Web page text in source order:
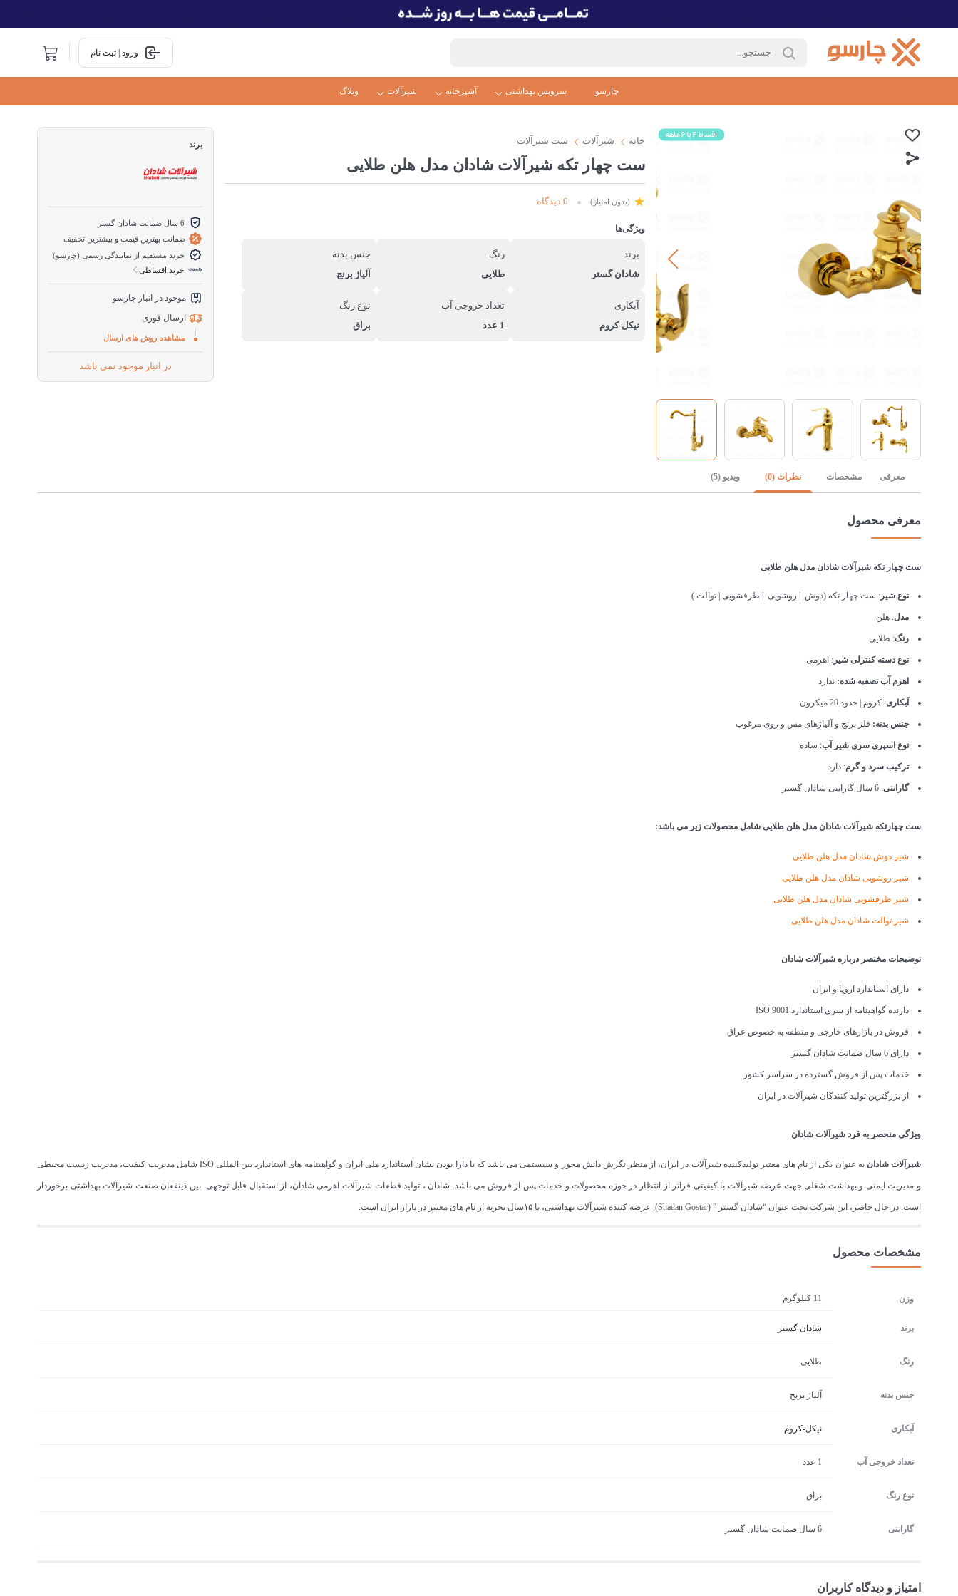
ورود | ثبت نام
چارسو سرویس بهداشتی آشپزخانه شیرآلات وبلاگ
خانه شیرآلات ست شیرآلات
ست چهار تکه شیرآلات شادان مدل هلن طلایی
(بدون امتیاز) 0 دیدگاه
ویژگی‌ها
برند
شادان گستر
رنگ
طلایی
جنس بدنه
آلیاژ برنج
آبکاری
نیکل-کروم
تعداد خروجی آب
1 عدد
نوع رنگ
براق
برند
6 سال ضمانت شادان گستر
ضمانت بهترین قیمت و بیشترین تخفیف
خرید مستقیم از نمایندگی رسمی (چارسو)
خرید اقساطی
موجود در انبار چارسو
ارسال فوری
مشاهده روش های ارسال
در انبار موجود نمی باشد
معرفی مشخصات نظرات (0) ویدیو (5)
معرفی محصول
ست چهار تکه شیرآلات شادان مدل هلن طلایی
نوع شیر : ست چهار تکه (دوش | روشویی | ظرفشویی | توالت )
مدل: هلن
رنگ: طلایی
نوع دسته کنترلی شیر : اهرمی
اهرم آب تصفیه شده: ندارد
آبکاری: کروم | حدود 20 میکرون
جنس بدنه: فلز برنج و آلیاژهای مس و روی مرغوب
نوع اسپری سری شیر آب: ساده
ترکیب سرد و گرم: دارد
گارانتی: 6 سال گارانتی شادان گستر
ست چهارتکه شیرآلات شادان مدل هلن طلایی شامل محصولات زیر می باشد:
شیر دوش شادان مدل هلن طلایی
شیر روشویی شادان مدل هلن طلایی
شیر ظرفشویی شادان مدل هلن طلایی
شیر توالت شادان مدل هلن طلایی
توضیحات مختصر درباره شیرآلات شادان
دارای استاندارد اروپا و ایران
دارنده گواهینامه از سری استاندارد ISO 9001
فروش در بازارهای خارجی و منطقه به خصوص عراق
دارای 6 سال ضمانت شادان گستر
خدمات پس از فروش گسترده در سراسر کشور
از بزرگترین تولید کنندگان شیرآلات در ایران
ویژگی منحصر به فرد شیرآلات شادان
شیرآلات شادان به عنوان یکی از نام های معتبر تولیدکننده شیرآلات در ایران، از منظر نگرش دانش محور و سیستمی می باشد که با دارا بودن نشان استاندارد ملی ایران و گواهینامه های استاندارد بین المللی ISO شامل مدیریت کیفیت، مدیریت زیست محیطی
و مدیریت ایمنی و بهداشت شغلی جهت عرضه شیرآلات با کیفیتی فراتر از انتظار در حوزه محصولات و خدمات پس از فروش می باشد. شادان ، تولید قطعات شیرآلات اهرمی شادان، از استقبال قابل توجهی بین ذینفعان صنعت شیرآلات بهداشتی برخوردار
است. در حال حاضر، این شرکت تحت عنوان “شادان گستر ” (Shadan Gostar), عرضه کننده شیرآلات بهداشتی، با ۱۵سال تجربه از نام های معتبر در بازار ایران است.
مشخصات محصول
وزن 11 کیلوگرم
برند شادان گستر
رنگ طلایی
جنس بدنه آلیاژ برنج
آبکاری نیکل-کروم
تعداد خروجی آب 1 عدد
نوع رنگ براق
گارانتی 6 سال ضمانت شادان گستر
امتیاز و دیدگاه کاربران